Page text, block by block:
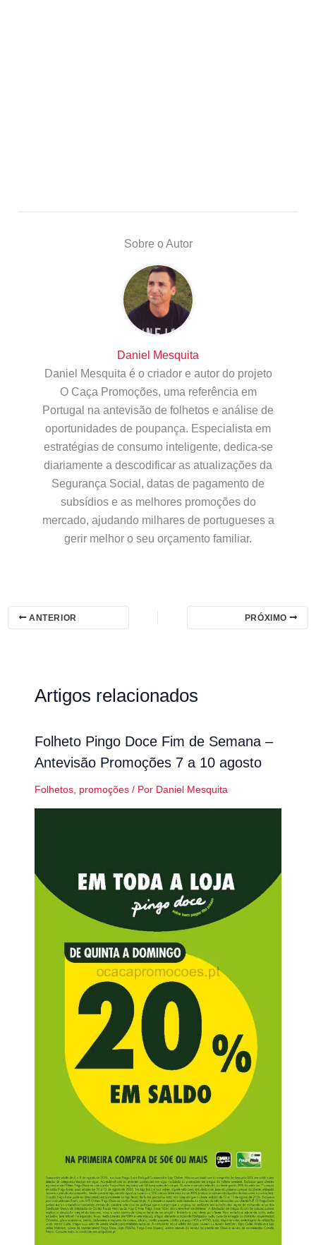
Sobre o Autor
Daniel Mesquita
Daniel Mesquita é o criador e autor do projeto
O Caça Promoções, uma referência em
Portugal na antevisão de folhetos e análise de
oportunidades de poupança. Especialista em
estratégias de consumo inteligente, dedica-se
diariamente a descodificar as atualizações da
Segurança Social, datas de pagamento de
subsídios e as melhores promoções do
mercado, ajudando milhares de portugueses a
gerir melhor o seu orçamento familiar.
ANTERIOR PRÓXIMO
Artigos relacionados
Folheto Pingo Doce Fim de Semana –
Antevisão Promoções 7 a 10 agosto
Folhetos, promoções/ Por Daniel Mesquita